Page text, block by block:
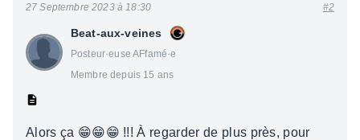
Beat-aux-veines
Posteur·euse AFfamé·e
Membre depuis 15 ans
27 Septembre 2023 à 18:30 #2
Alors ça 😁😁😁 !!! À regarder de plus près, pour